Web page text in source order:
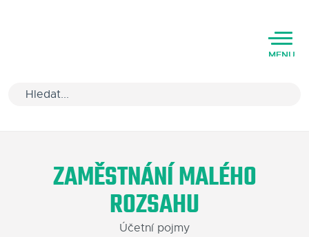
MENU
Varianty software
Školení
ZAMĚSTNÁNÍ MALÉHO
ROZSAHU
Účetní pojmy